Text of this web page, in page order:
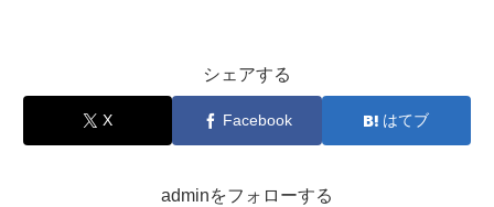
シェアする
X Facebook はてブ
adminをフォローする